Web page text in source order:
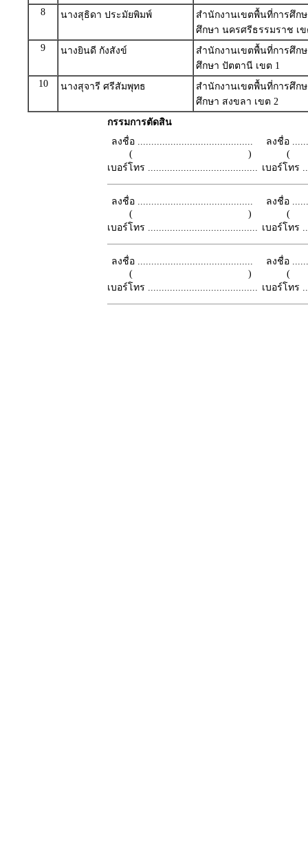
8
นางสุธิดา ประมัยพิมพ์
สำนักงานเขตพื้นที่การศึก
ศึกษา นครศรีธรรมราช เข
9
นางยินดี กังสังข์
สำนักงานเขตพื้นที่การศึก
ศึกษา ปัตตานี เขต 1
10
นางสุจารี ศรีสัมพุทธ
สำนักงานเขตพื้นที่การศึก
ศึกษา สงขลา เขต 2
กรรมการตัดสิน
ลงชื่อ ..........................................
( )
เบอร์โทร ........................................
ลงชื่อ
เบอร์โทร
ลงชื่อ ..........................................
( )
เบอร์โทร ........................................
ลงชื่อ
เบอร์โทร
ลงชื่อ ..........................................
( )
เบอร์โทร ........................................
ลงชื่อ
เบอร์โทร